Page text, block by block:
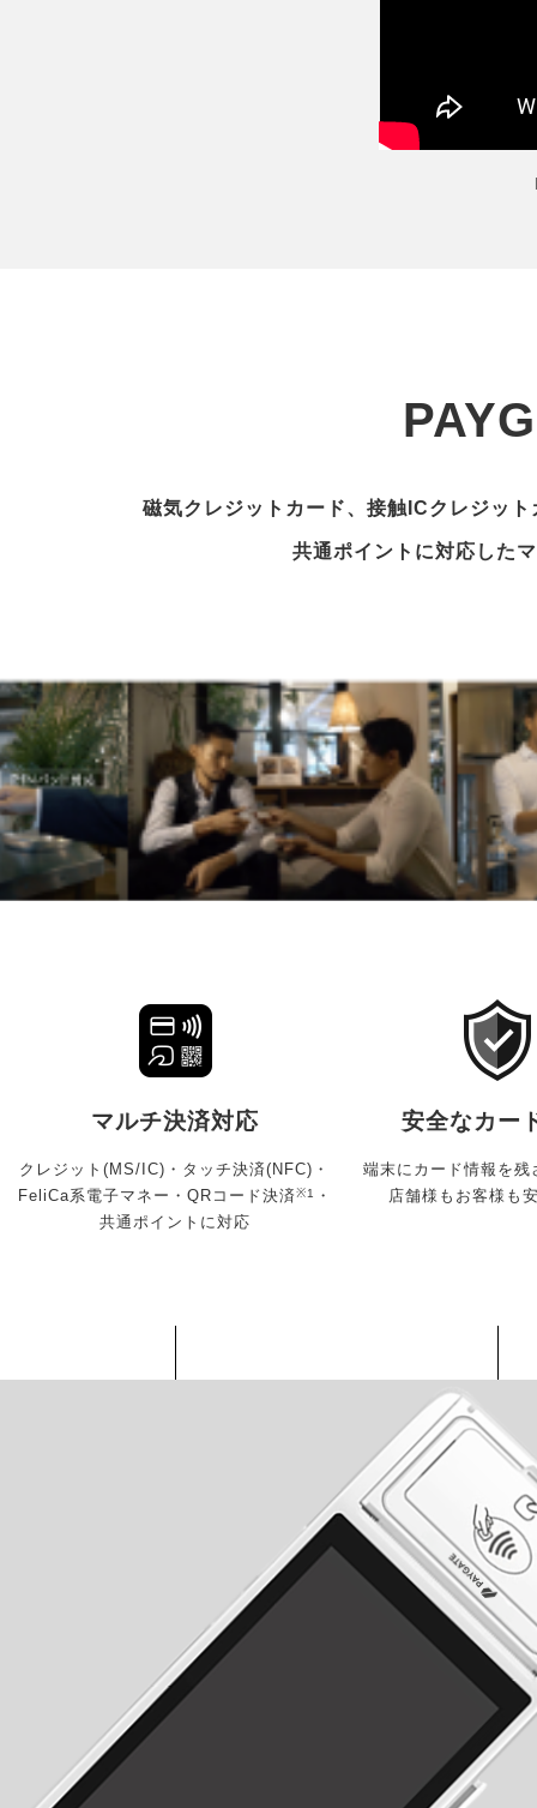
磁気クレジットカード、接触ICクレジッ
共通ポイントに対応した
マルチ決済対応
クレジット(MS/IC)・タッチ決済(NFC)・
FeliCa系電子マネー・QRコード決済※1
・
共通ポイントに対応
安全なカー
端末にカード情報を残
店舗様もお客様も